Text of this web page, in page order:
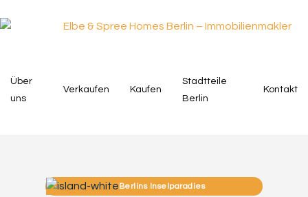
springen
Über
uns
Verkaufen Kaufen
Stadtteile
Berlin
Kontakt
Berlins Inselparadies